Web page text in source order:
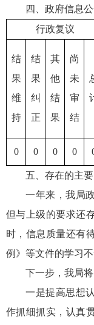
四、政府信息
行政复议
结
果
维
持
结
果
纠
正
其
他
结
果
尚
未
审
结
0 0 0 0
五、存在的主
一年来，我局
但与上级的要求还
时，信息质量还有
例》等文件的学习
下一步，我局
一是提高思想
作抓细抓实，认真